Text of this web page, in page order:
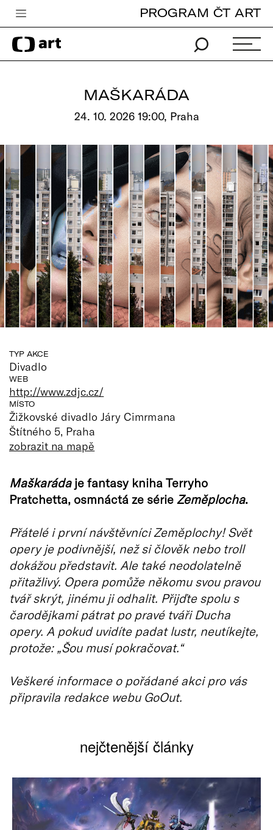
Česká televize
Zpravodajství
Pro děti
edu
Vše o ČT
PROGRAM ČT ART
MAŠKARÁDA
24. 10. 2026 19:00, Praha
TYP AKCE
Divadlo
WEB
http://www.zdjc.cz/
MÍSTO
Žižkovské divadlo Járy Cimrmana
Štítného 5, Praha
zobrazit na mapě
Maškarádaje fantasy kniha Terryho
Pratchetta, osmnáctá ze série Zeměplocha.
Přátelé i první návštěvníci Zeměplochy! Svět
opery je podivnější, než si člověk nebo troll
dokážou představit. Ale také neodolatelně
přitažlivý. Opera pomůže někomu svou pravou
tvář skrýt, jinému ji odhalit. Přijďte spolu s
čarodějkami pátrat po pravé tváři Ducha
opery. A pokud uvidíte padat lustr, neutíkejte,
protože: „Šou musí pokračovat.“
Veškeré informace o pořádané akci pro vás
připravila redakce webu GoOut.
nejčtenější články